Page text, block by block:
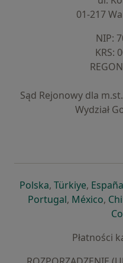
01-217
NIP:
KRS:
Sąd Rejonowy dla
Wydział
Polskaotwiera się w
, Türkiyeotwiera
, España
Portugalotwiera się
, México,
Płatności